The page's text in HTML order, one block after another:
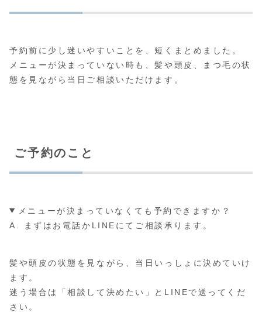
予約前に少し迷いやすいことを、短くまとめました。
メニューが決まっていない時も、髪や頭皮、まつ毛の状
態を見ながら当日ご相談いただけます。
ご予約のこと
メニューが決まっていなくても予約できますか？
A. まずはお電話かLINEにてご相談承ります。
髪や頭皮の状態を見ながら、当日いっしょに決めていけ
ます。
迷う場合は「相談して決めたい」とLINEで送ってくだ
さい。